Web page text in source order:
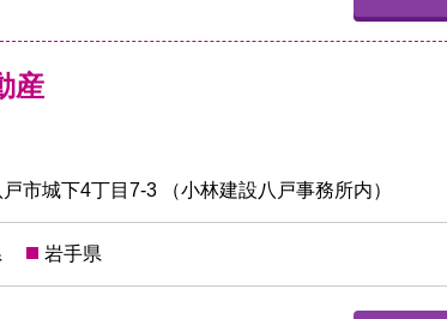
産
市城下4丁目7-3 （小林建設八戸事務所内）
岩手県